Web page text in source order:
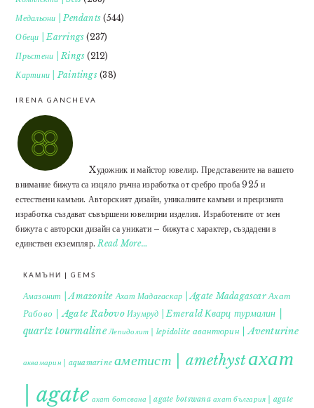
Медальони | Pendants (544)
Обеци | Earrings (237)
Пръстени | Rings (212)
Картини | Paintings(38)
IRENA GANCHEVA
Xудожник и майстор ювелир. Представените на вашето
внимание бижута са изцяло ръчна изработка от сребро проба 925 и
естествени камъни. Авторският дизайн, уникалните камъни и прецизната
изработка създават съвършени ювелирни изделия. Изработените от мен
бижута с авторски дизайн са уникати – бижута с характер, създадени в
единствен екземпляр.Read More…
КАМЪНИ | GEMS
Амазонит | Amazonite Ахат Мадагаскар | Agate Madagascar Ахат
Рабово | Agate Rabovo Изумруд | Emerald Кварц турмалин |
quartz tourmaline Лепидолит | lepidolite авантюрин | Aventurine
аквамарин | aquamarine аметист | amethystахат
| agate ахат ботсвана | agate botswana ахат българия | agate